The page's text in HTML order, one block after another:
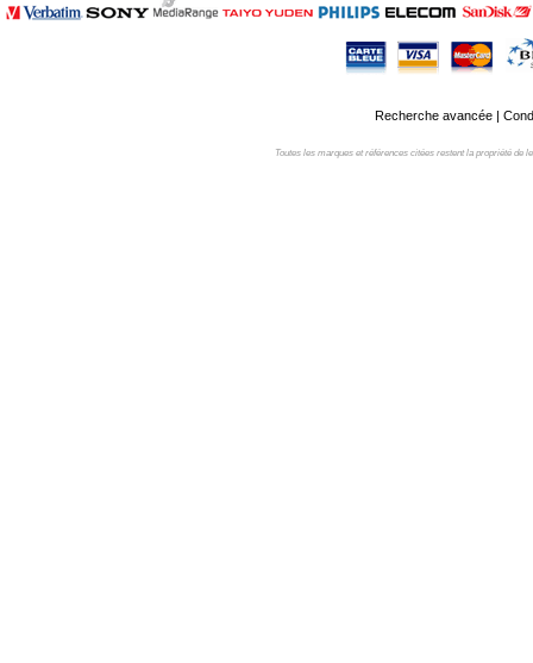
Recherche avancée|
Toutes les marques et références citées restent la propriété de